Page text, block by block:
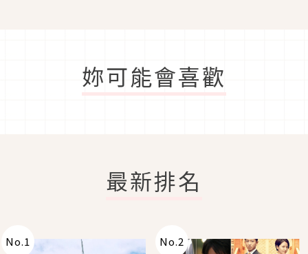
妳可能會喜歡
最新排名
No.1 No.2